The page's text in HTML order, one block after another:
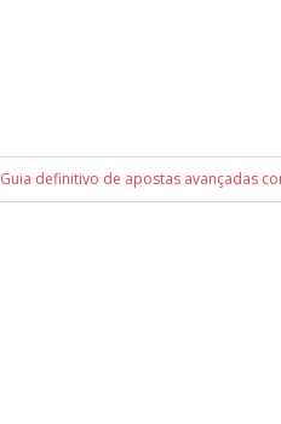
Guia definitivo de apostas avançadas